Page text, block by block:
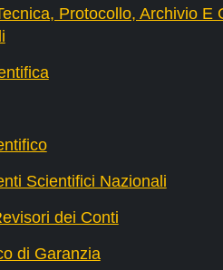
Protocollo, Archivio E
Scientifici Nazionali
dei Conti
di Garanzia